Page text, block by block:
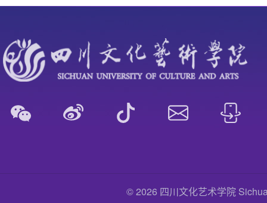
© 2026 四川文化艺术学院